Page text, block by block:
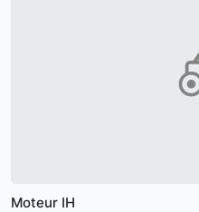
Moteur IH